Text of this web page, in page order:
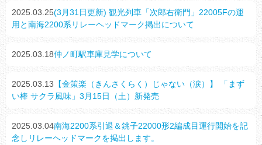
2025.03.25(3月31日更新) 観光列車「次郎右衛門」22005Fの運
用と南海2200系リレーヘッドマーク掲出について
2025.03.18仲ノ町駅車庫見学について
2025.03.13 【金策楽（きんさくらく）じゃない（涙）】 「まず
い棒 サクラ風味」3月15日（土）新発売
2025.03.04南海2200系引退＆銚子22000形2編成目運行開始を記
念しリレーヘッドマークを掲出します。